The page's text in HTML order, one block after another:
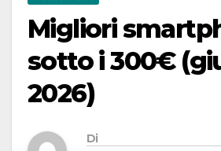
Migliori
sotto i 300€
2026)
Di